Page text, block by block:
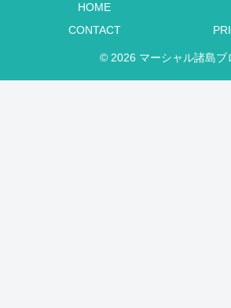
HOME
CONTACT
© 2026 マーシャル諸島ブ